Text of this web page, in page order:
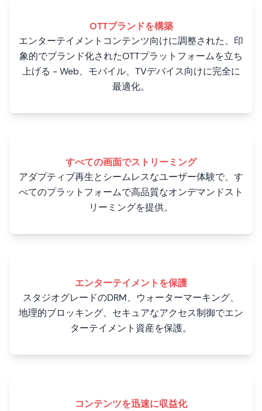
OTTブランドを構築
エンターテイメントコンテンツ向けに調整された、印
象的でブランド化されたOTTプラットフォームを立ち
上げる - Web、モバイル、TVデバイス向けに完全に
最適化。
すべての画面でストリーミング
アダプティブ再生とシームレスなユーザー体験で、す
べてのプラットフォームで高品質なオンデマンドスト
リーミングを提供。
エンターテイメントを保護
スタジオグレードのDRM、ウォーターマーキング、
地理的ブロッキング、セキュアなアクセス制御でエン
ターテイメント資産を保護。
コンテンツを迅速に収益化